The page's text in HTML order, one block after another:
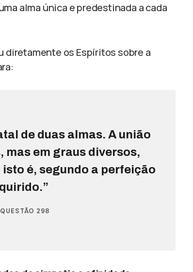
alma única e predestinada a cada
os Espíritos sobre a
de duas almas. A união
mas em graus diversos,
é, segundo a perfeição
298